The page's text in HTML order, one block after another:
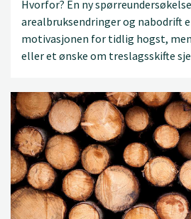
Hvorfor? En ny
arealbruksendringer og nabodrift
motivasjonen for tidlig hogst,
eller et ønske om treslagsskifte